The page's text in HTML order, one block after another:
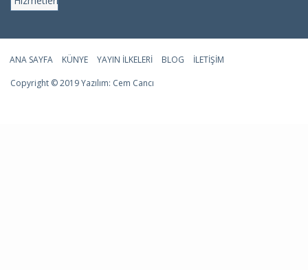
ANA SAYFA KÜNYE YAYIN İLKELERI BLOG
İLETIŞIM
Copyright © 2019 Yazılım: Cem Cancı